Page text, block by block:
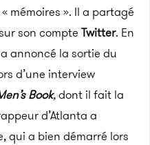
mémoires ». Il a partagé
son compte Twitter. En
annoncé la sortie du
d’une interview
Book,dont il fait la
d’Atlanta a
qui a bien démarré lors